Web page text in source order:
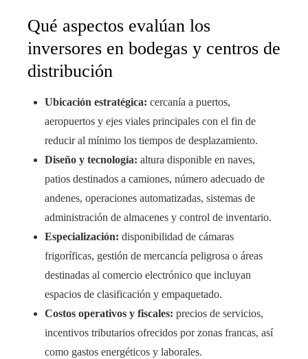
Qué aspectos evalúan los
inversores en bodegas y centros de
distribución
Ubicación estratégica: cercanía a puertos,
aeropuertos y ejes viales principales con el fin de
reducir al mínimo los tiempos de desplazamiento.
Diseño y tecnología: altura disponible en naves,
patios destinados a camiones, número adecuado de
andenes, operaciones automatizadas, sistemas de
administración de almacenes y control de inventario.
Especialización: disponibilidad de cámaras
frigoríficas, gestión de mercancía peligrosa o áreas
destinadas al comercio electrónico que incluyan
espacios de clasificación y empaquetado.
Costos operativos y fiscales: precios de servicios,
incentivos tributarios ofrecidos por zonas francas, así
como gastos energéticos y laborales.